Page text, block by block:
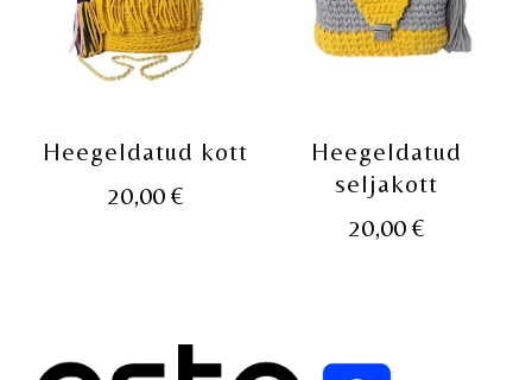
Heegeldatud kott
20,00€
Heegeldatud
seljakott
20,00 €